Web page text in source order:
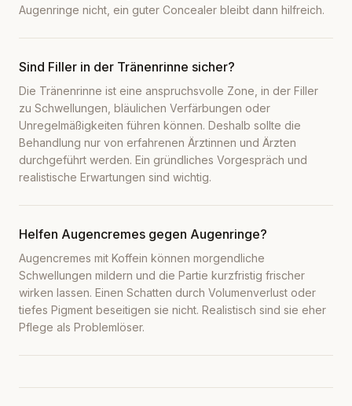
Augenringe nicht, ein guter Concealer bleibt dann hilfreich.
Sind Filler in der Tränenrinne sicher?
Die Tränenrinne ist eine anspruchsvolle Zone, in der Filler
zu Schwellungen, bläulichen Verfärbungen oder
Unregelmäßigkeiten führen können. Deshalb sollte die
Behandlung nur von erfahrenen Ärztinnen und Ärzten
durchgeführt werden. Ein gründliches Vorgespräch und
realistische Erwartungen sind wichtig.
Helfen Augencremes gegen Augenringe?
Augencremes mit Koffein können morgendliche
Schwellungen mildern und die Partie kurzfristig frischer
wirken lassen. Einen Schatten durch Volumenverlust oder
tiefes Pigment beseitigen sie nicht. Realistisch sind sie eher
Pflege als Problemlöser.